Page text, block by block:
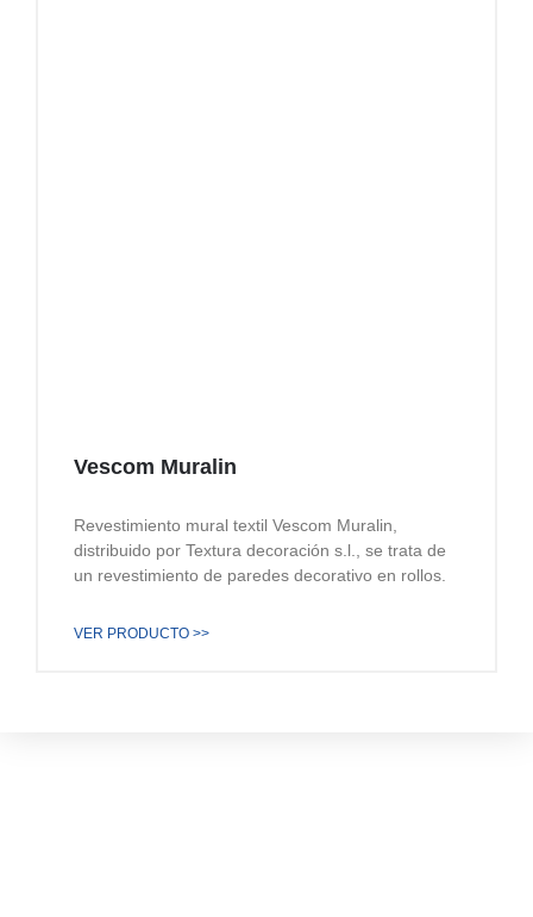
Vescom Muralin
Revestimiento mural textil Vescom Muralin,
distribuido por Textura decoración s.l., se trata de
un revestimiento de paredes decorativo en rollos.
VER PRODUCTO >>